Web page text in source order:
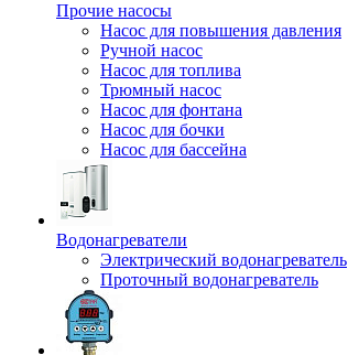
Прочие насосы
Насос для повышения давления
Ручной насос
Насос для топлива
Трюмный насос
Насос для фонтана
Насос для бочки
Насос для бассейна
Водонагреватели
Электрический водонагреватель
Проточный водонагреватель